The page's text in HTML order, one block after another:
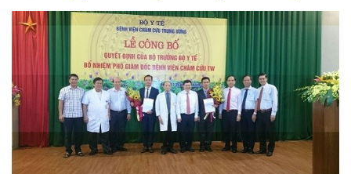
viện Châm cứu Trung ương